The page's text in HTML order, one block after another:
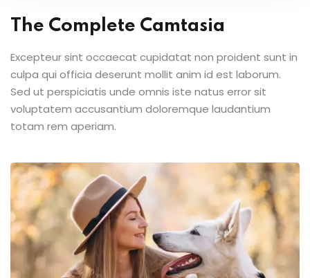
The Complete Camtasia
Excepteur sint occaecat cupidatat non proident sunt in
culpa qui officia deserunt mollit anim id est laborum.
Sed ut perspiciatis unde omnis iste natus error sit
voluptatem accusantium doloremque laudantium
totam rem aperiam.